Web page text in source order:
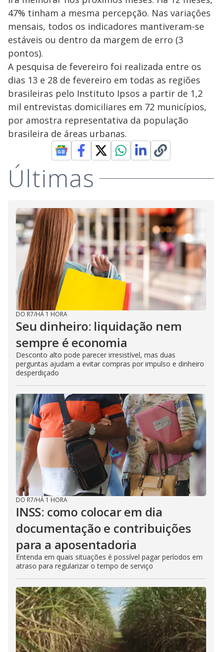
47% tinham a mesma percepção. Nas variações
mensais, todos os indicadores mantiveram-se
estáveis ou dentro da margem de erro (3
pontos).
A pesquisa de fevereiro foi realizada entre os
dias 13 e 28 de fevereiro em todas as regiões
brasileiras pelo Instituto Ipsos a partir de 1,2
mil entrevistas domiciliares em 72 municípios,
por amostra representativa da população
brasileira de áreas urbanas.
Últimas
DO R7/HÁ 1 HORA
Seu dinheiro: liquidação nem
sempre é economia
Desconto alto pode parecer irresistível, mas duas
perguntas ajudam a evitar compras por impulso e dinheiro
desperdiçado
DO R7/HÁ 1 HORA
INSS: como colocar em dia
documentação e contribuições
para a aposentadoria
Entenda em quais situações é possível pagar períodos em
atraso para regularizar o tempo de serviço